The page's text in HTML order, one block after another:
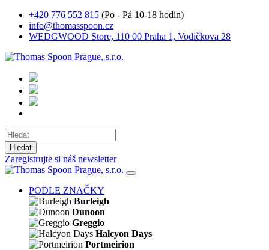
+420 776 552 815 (Po - Pá 10-18 hodin)
info@thomasspoon.cz
WEDGWOOD Store, 110 00 Praha 1, Vodičkova 28
Hledat
Zaregistrujte si náš newsletter
PODLE ZNAČKY
Burleigh
Dunoon
Greggio
Halcyon Days
Portmeirion